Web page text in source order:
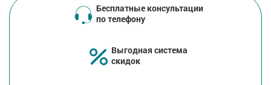
Бесплатные консультации
по телефону
Выгодная система
скидок